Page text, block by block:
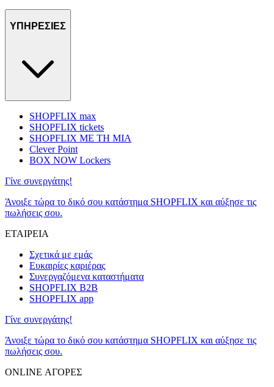
ΥΠΗΡΕΣΙΕΣ
SHOPFLIX max
SHOPFLIX tickets
SHOPFLIX ΜΕ ΤΗ ΜΙΑ
Clever Point
BOX NOW Lockers
Γίνε συνεργάτης!
Άνοιξε τώρα το δικό σου κατάστημα SHOPFLIX και αύξησε τις
πωλήσεις σου.
ΕΤΑΙΡΕΙΑ
Σχετικά με εμάς
Ευκαιρίες καριέρας
Συνεργαζόμενα καταστήματα
SHOPFLIX B2B
SHOPFLIX app
Γίνε συνεργάτης!
Άνοιξε τώρα το δικό σου κατάστημα SHOPFLIX και αύξησε τις
πωλήσεις σου.
ONLINE ΑΓΟΡΕΣ